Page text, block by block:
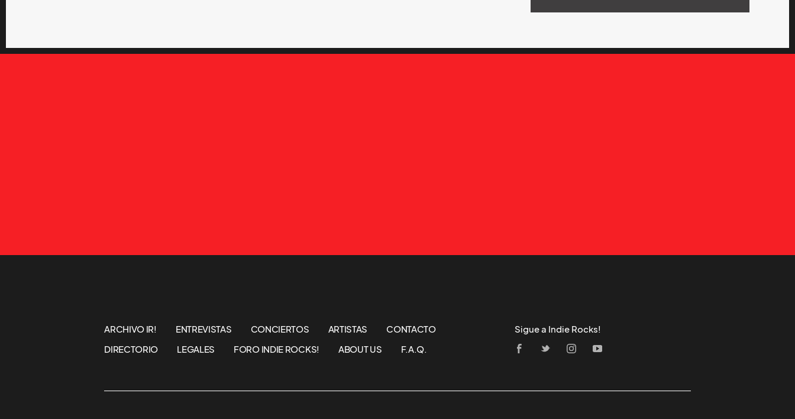
ARCHIVO IR! ENTREVISTAS CONCIERTOS ARTISTAS
CONTACTO
DIRECTORIO
LEGALES FORO INDIE ROCKS! ABOUT US F.A.Q.
Sigue a Indie Rocks!